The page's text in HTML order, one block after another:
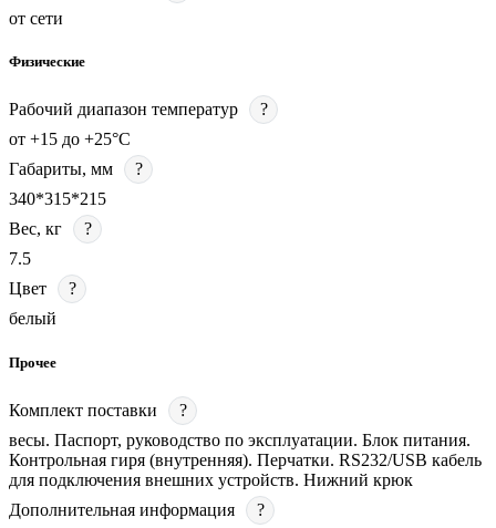
от сети
Физические
Рабочий диапазон температур
?
от +15 до +25°С
Габариты, мм
?
340*315*215
Вес, кг
?
7.5
Цвет
?
белый
Прочее
Комплект поставки
?
весы. Паспорт, руководство по эксплуатации. Блок питания.
Контрольная гиря (внутренняя). Перчатки. RS232/USB кабель
для подключения внешних устройств. Нижний крюк
Дополнительная информация
?